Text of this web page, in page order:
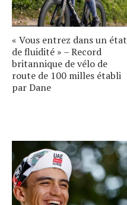
« Vous entrez dans un état
de fluidité » – Record
britannique de vélo de
route de 100 milles établi
par Dane